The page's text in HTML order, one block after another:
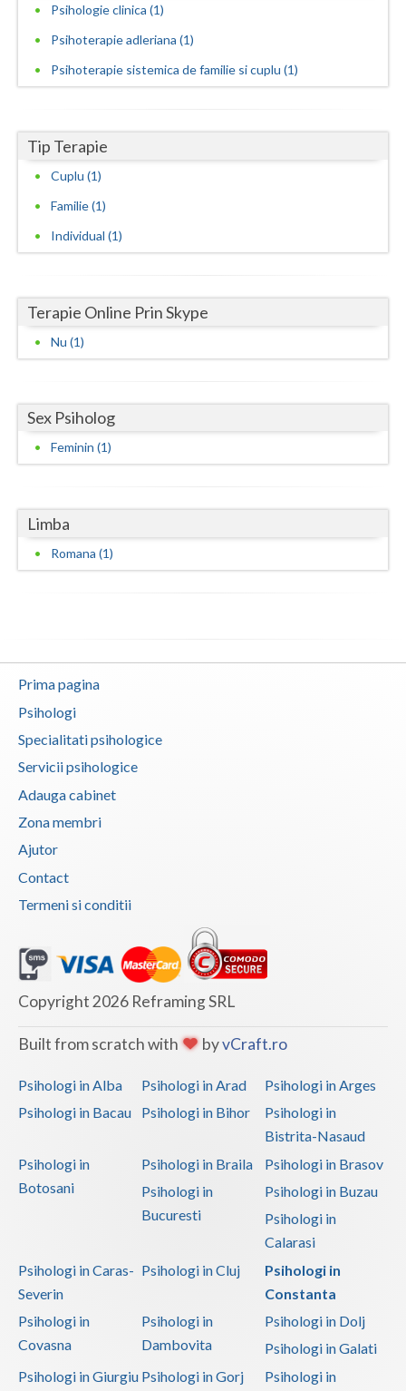
Suceava
Timis
Valcea
Vrancea
Psihologie clinica (1)
Psihoterapie adleriana (1)
Psihoterapie sistemica de familie si cuplu (1)
Tip Terapie
Cuplu (1)
Familie (1)
Individual (1)
Terapie Online Prin Skype
Nu (1)
Sex Psiholog
Feminin (1)
Limba
Romana (1)
Prima pagina
Psihologi
Specialitati psihologice
Servicii psihologice
Adauga cabinet
Zona membri
Ajutor
Contact
Termeni si conditii
Copyright 2026 Reframing SRL
Built from scratch with byvCraft.ro
Psihologi in Alba Psihologi in Arad
Psihologi in Arges
Psihologi in Bacau
Psihologi in Bihor
Psihologi in
Bistrita-Nasaud
Psihologi in
Botosani
Psihologi in Braila
Psihologi in Brasov
Psihologi in
Bucuresti
Psihologi in Buzau
Psihologi in
Calarasi
Psihologi in Caras-
Severin
Psihologi in Cluj
Psihologi in
Constanta
Psihologi in
Covasna
Psihologi in
Dambovita
Psihologi in Dolj
Psihologi in Galati
Psihologi in Giurgiu Psihologi in Gorj
Psihologi in